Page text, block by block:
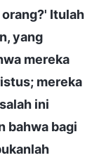
Itulah
yang
mereka
mereka
ini
bahwa bagi